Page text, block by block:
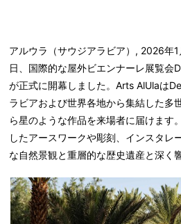
アルウラ（サウジアラビア） , 2026年1
日、国際的な屋外ビエンナーレ展覧
が正式に開幕しました。Arts AlUlaは
ラビアおよび世界各地から集結した多
ら星のような作品を来場者に届けます
したアースワークや彫刻、インスタレ
な自然景観と重層的な歴史遺産と深く